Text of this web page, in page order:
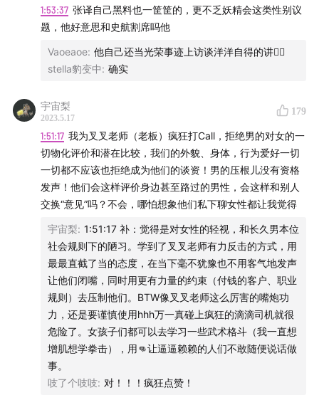
编剧的锅还是演员的锅，“坏人”做主角必须要洗白吗？家
庭伦理剧《龙城》收视低迷，选角是最大问题？
《向往的生活》第七季主打告别，有网友不舍，也有人觉
达七季的节目中，黄磊始终扮演者“大家长”的角色，因为
综艺角色定位深入人心，出演影视剧常被诟病，但他的才
华真的能被抹杀吗？
史航性骚扰事件持续发酵，但我们更想聊的是，事情发生
后姜思达疑似为其“站街”、叫屈的播客言论，为什么这件
域的尺度，男性需要和“坏朋友”割席吗……本期影视综漫谈
信息量丰富，精彩内容不容错过哦~
时间轴：
自我介绍
“傅卫军”蒋奇明的角色和个人魅力
《漫长的季节》剧情概述
1:53:37 张译自己黑料也一筐筐的，更不乏妖精会这类性别议
题，他好意思和史航割席吗他
Vaoeaoe: 他自己还当光荣事迹上访谈洋洋自得的讲🤷‍♀️
stella豹变中: 确实
宇宙梨
2023.5.17
179
1:51:17 我为叉叉老师（老板）疯狂打Call，拒绝男的对女的一
切物化评价和潜在比较，我们的外貌、身体，行为爱好一切
一切都不应该也拒绝成为他们的谈资！男的压根儿没有资格
发声！他们会这样评价身边甚至路过的男性，会这样和别人
交换“意见”吗？不会，哪怕想象他们私下聊女性都让我觉得
宇宙梨: 1:51:17 补：觉得是对女性的轻视，和长久男本位
社会规则下的陋习。学到了叉叉老师有力反击的方式，用
最最直截了当的态度，在当下毫不犹豫也不用客气地发声
让他们闭嘴，同时用更有力量的约束（付钱的客户、职业
规则）去压制他们。BTW像叉叉老师这么厉害的嘴炮功
力，还是要谨慎使用hhh万一真碰上疯狂的滴滴司机就很
危险了。女孩子们都可以去学习一些武术格斗（我一直想
增肌想学拳击），用👊让逼逼赖赖的人们不敢随便说话做
事。
吱了个吱吱: 对！！！疯狂点赞！